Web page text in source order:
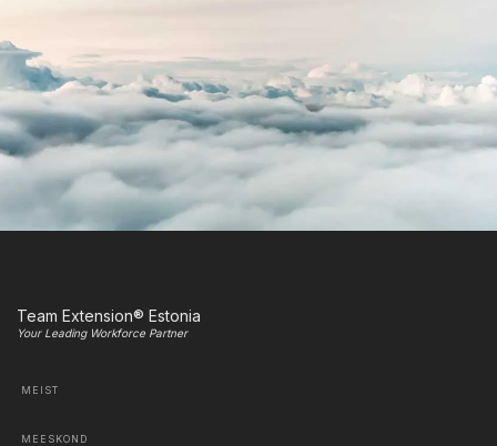
Team Extension® Estonia
Your Leading Workforce Partner
MEIST
MEESKOND